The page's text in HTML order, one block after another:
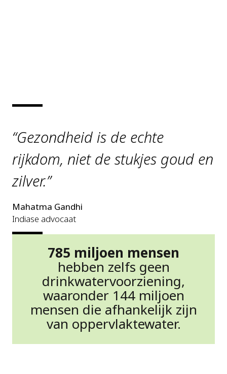
“Gezondheid is de echte
rijkdom, niet de stukjes goud en
zilver.”
Mahatma Gandhi
Indiase advocaat
785 miljoen mensen
hebben zelfs geen
drinkwatervoorziening,
waaronder 144 miljoen
mensen die afhankelijk zijn
van oppervlaktewater.